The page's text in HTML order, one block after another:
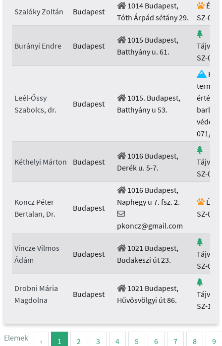
Szalóky Zoltán Budapest
1014 Budapest,
Tóth Árpád sétány 29.
SZ-
Burányi Endre Budapest
1015 Budapest,
Batthyány u. 61.
SZ-
Leél-Őssy
Szabolcs, dr.
Budapest
1015. Budapest,
Batthyány u 53.
071/
Kéthelyi Márton Budapest
1016 Budapest,
Derék u. 5-7.
SZ-
Koncz Péter
Bertalan, Dr.
Budapest
1016 Budapest,
Naphegy u 7. fsz. 2.
pkoncz@gmail.com
SZ-
Vincze Vilmos
Ádám
Budapest
1021 Budapest,
Budakeszi út 23.
SZ-
Drobni Mária
Magdolna
Budapest
1021 Budapest,
Hűvösvölgyi út 86.
SZ-
Elemek
‹ 1 2 3 4 5 6 7 8 9